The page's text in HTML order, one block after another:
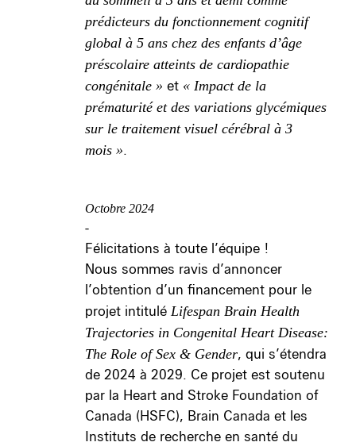
prédicteurs du fonctionnement cognitif
global à 5 ans chez des enfants d’âge
préscolaire atteints de cardiopathie
congénitale » et « Impact de la
prématurité et des variations glycémiques
sur le traitement visuel cérébral à 3
mois ».
Octobre 2024
-
Félicitations à toute l’équipe !
Nous sommes ravis d’annoncer
l’obtention d’un financement pour le
projet intitulé Lifespan Brain Health
Trajectories in Congenital Heart Disease:
The Role of Sex & Gender, qui s’étendra
de 2024 à 2029. Ce projet est soutenu
par la Heart and Stroke Foundation of
Canada (HSFC), Brain Canada et les
Instituts de recherche en santé du